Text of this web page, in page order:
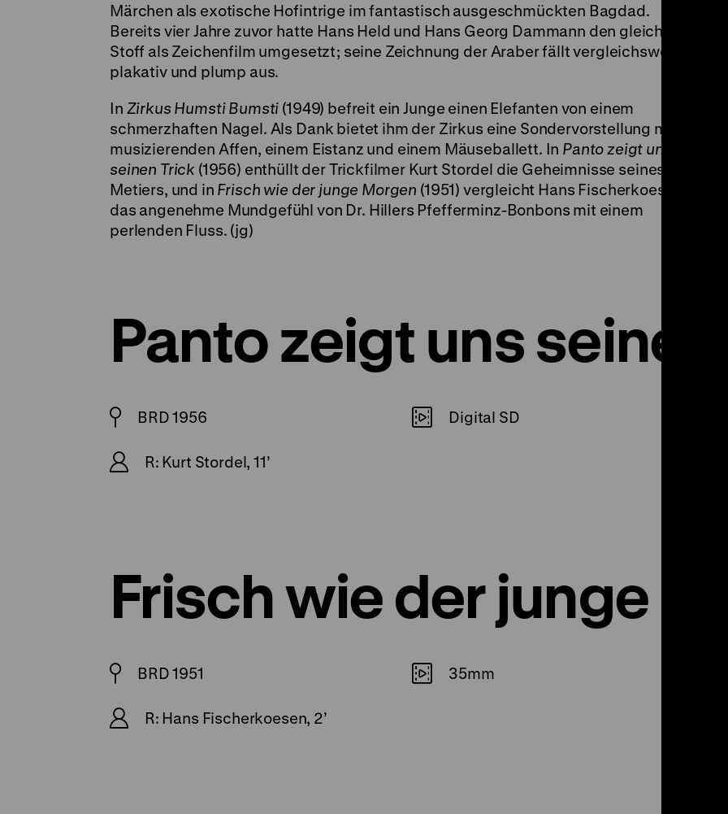
Märchen als exotische Hofintrige im fantastisch ausgeschmückten Bagdad.
Bereits vier Jahre zuvor hatte Hans Held und Hans Georg Dammann den gleichen
Stoff als Zeichenfilm umgesetzt; seine Zeichnung der Araber fällt vergleichsweise
plakativ und plump aus.
In Zirkus Humsti Bumsti (1949) befreit ein Junge einen Elefanten von einem
schmerzhaften Nagel. Als Dank bietet ihm der Zirkus eine Sondervorstellung mit
musizierenden Affen, einem Eistanz und einem Mäuseballett. In Panto zeigt uns
seinen Trick (1956) enthüllt der Trickfilmer Kurt Stordel die Geheimnisse seines
Metiers, und in Frisch wie der junge Morgen (1951) vergleicht Hans Fischerkoesen
das angenehme Mundgefühl von Dr. Hillers Pfefferminz-Bonbons mit einem
perlenden Fluss. (jg)
Panto zeigt uns
BRD 1956 Digital SD
R: Kurt Stordel, 11’
Frisch wie der junge
BRD 1951 35mm
R: Hans Fischerkoesen, 2’